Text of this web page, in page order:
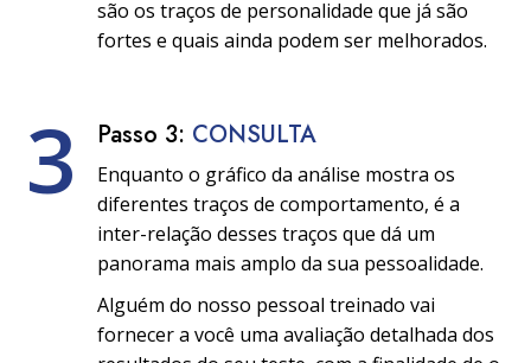
são os traços de personalidade que já são
fortes e quais ainda podem ser melhorados.
3 Passo 3: CONSULTA
Enquanto o gráfico da análise mostra os
diferentes traços de comportamento, é a
inter-relação desses traços que dá um
panorama mais amplo da sua pessoalidade.
Alguém do nosso pessoal treinado vai
fornecer a você uma avaliação detalhada dos